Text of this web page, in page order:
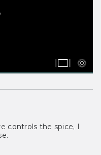
controls the spice, I